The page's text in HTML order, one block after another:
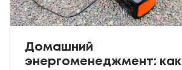
Домашний
энергоменеджмент: как